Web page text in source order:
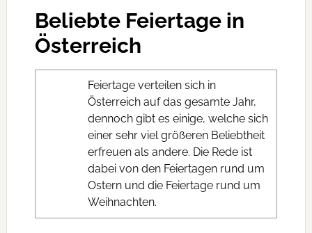
Beliebte Feiertage in
Österreich
Feiertage verteilen sich in
Österreich auf das gesamte Jahr,
dennoch gibt es einige, welche sich
einer sehr viel größeren Beliebtheit
erfreuen als andere. Die Rede ist
dabei von den Feiertagen rund um
Ostern und die Feiertage rund um
Weihnachten.